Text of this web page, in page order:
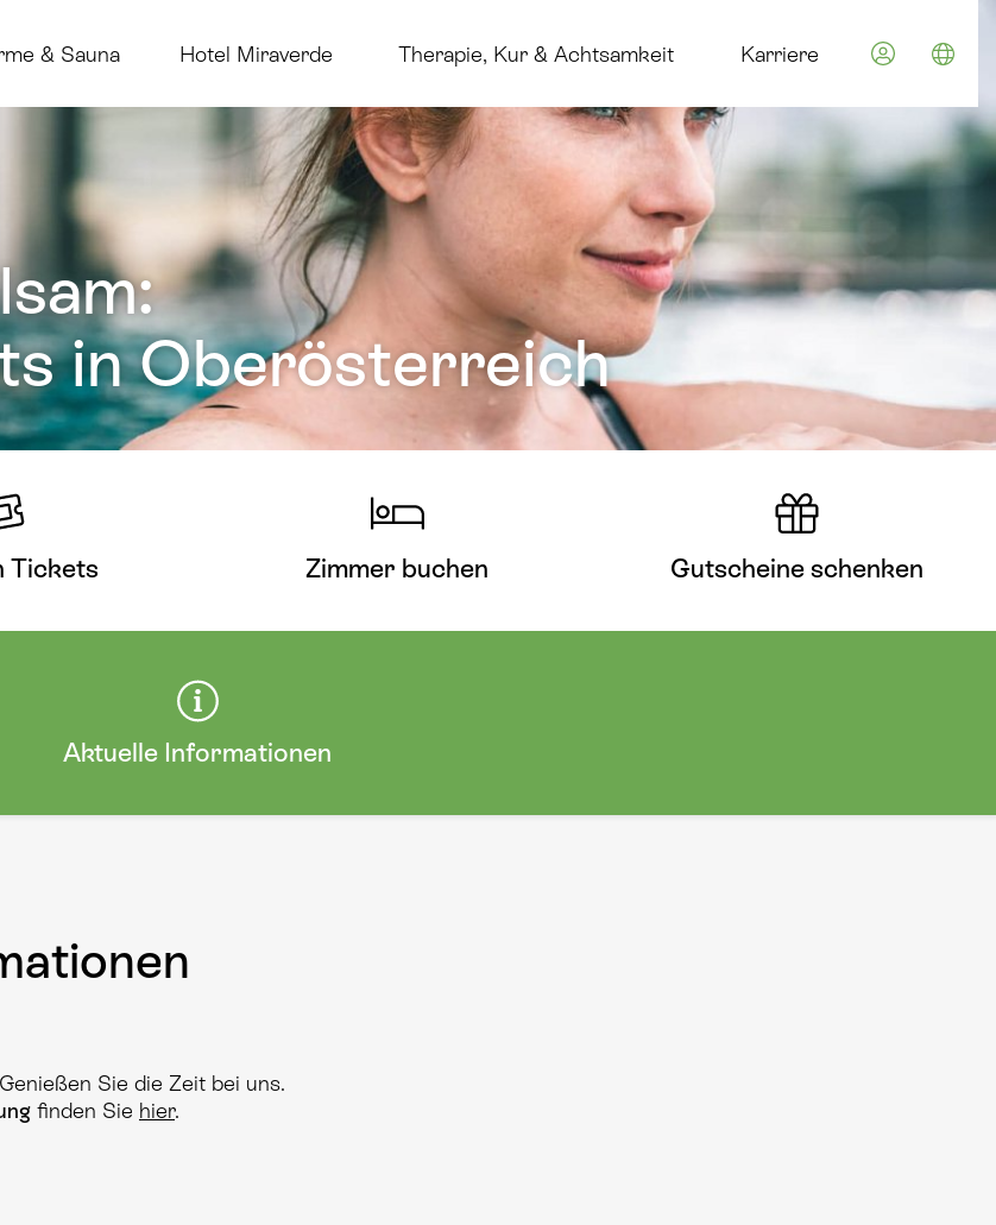
& Sauna Hotel Miraverde Therapie, Kur & Achtsamkeit Karriere im
in Oberösterreich
Tickets Zimmer buchen Gutscheine schenken
Aktuelle Informationen
Sie die Zeit bei uns.
finden Sie hier.